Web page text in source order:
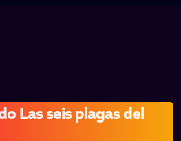
Las seis plagas del